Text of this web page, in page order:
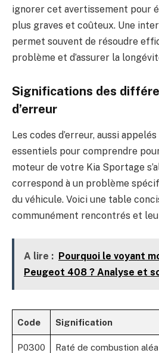
ignorer cet avertissement pour
plus graves et coûteux. Une
permet souvent de résoudre
problème et d’assurer la
Significations des
d’erreur
Les codes d’erreur, aussi
essentiels pour comprendre
moteur de votre Kia Sportage
correspond à un problème
du véhicule. Voici une table
communément rencontrés et
A lire : Pourquoi le voyant
Peugeot 408 ? Analyse et
Code Signification
P0300 Raté de combustion